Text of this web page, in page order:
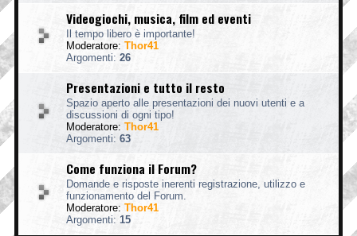
Videogiochi, musica, film ed eventi
Il tempo libero è importante!
Moderatore: Thor41
Argomenti: 26
Presentazioni e tutto il resto
Spazio aperto alle presentazioni dei nuovi utenti e a
discussioni di ogni tipo!
Moderatore: Thor41
Argomenti: 63
Come funziona il Forum?
Domande e risposte inerenti registrazione, utilizzo e
funzionamento del Forum.
Moderatore: Thor41
Argomenti: 15